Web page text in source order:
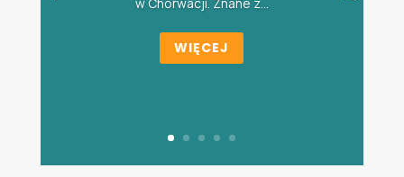
WIĘCEJ